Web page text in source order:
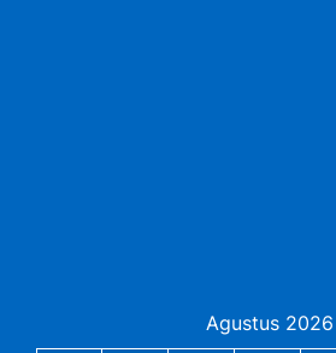
Agustus 2026